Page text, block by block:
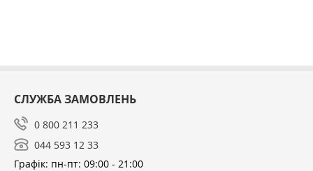
СЛУЖБА ЗАМОВЛЕНЬ
0 800 211 233
044 593 12 33
Графік: пн-пт: 09:00 - 21:00